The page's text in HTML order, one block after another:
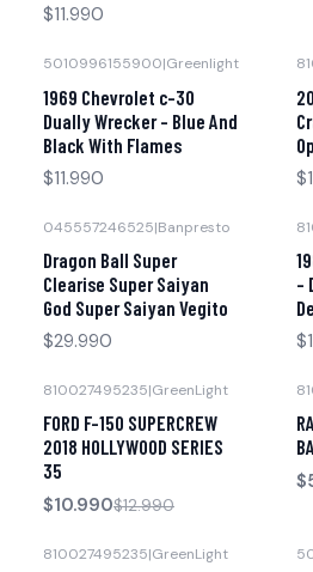
$11.990
5010996155900|Greenlight
1969 Chevrolet c-30
Dually Wrecker - Blue And
Black With Flames
$11.990
045557246525|Banpresto
Dragon Ball Super
Clearise Super Saiyan
God Super Saiyan Vegito
$29.990
-
Agotado
810027495235|GreenLight
FORD F-150 SUPERCREW
2018 HOLLYWOOD SERIES
35
$10.990$12.990
810027495235|GreenLight